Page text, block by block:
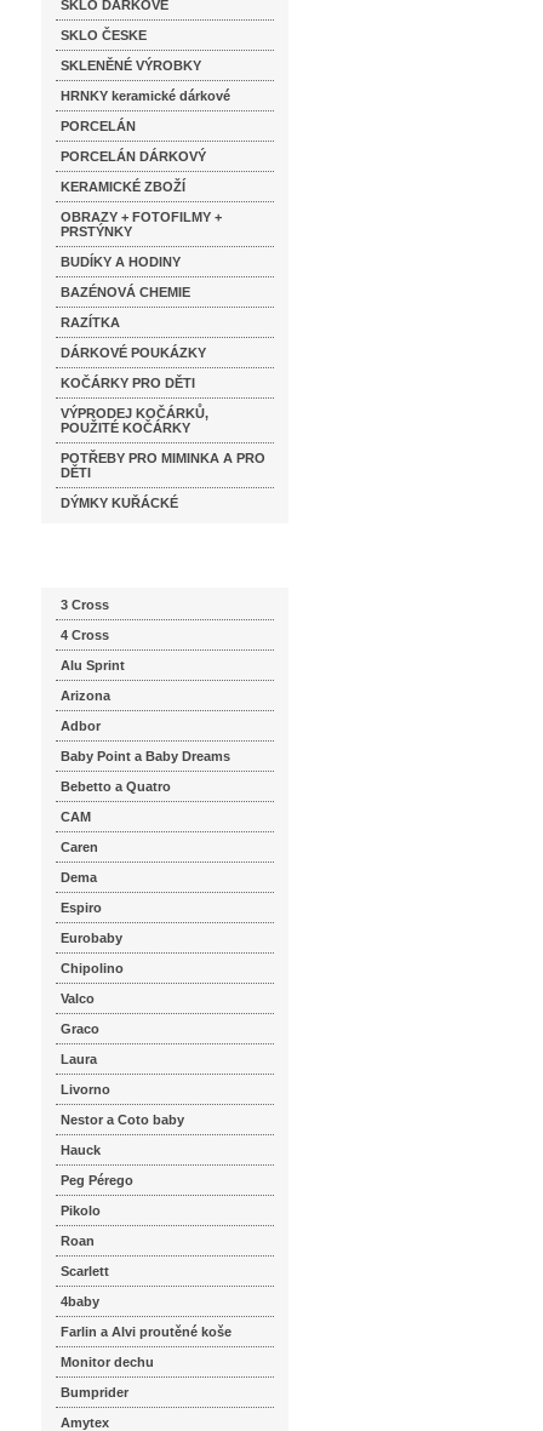
SKLO DÁRKOVÉ
SKLO ČESKE
SKLENĚNÉ VÝROBKY
HRNKY keramické dárkové
PORCELÁN
PORCELÁN DÁRKOVÝ
KERAMICKÉ ZBOŽÍ
OBRAZY + FOTOFILMY +
PRSTÝNKY
BUDÍKY A HODINY
BAZÉNOVÁ CHEMIE
RAZÍTKA
DÁRKOVÉ POUKÁZKY
KOČÁRKY PRO DĚTI
VÝPRODEJ KOČÁRKŮ,
POUŽITÉ KOČÁRKY
POTŘEBY PRO MIMINKA A PRO
DĚTI
DÝMKY KUŘÁCKÉ
3 Cross
4 Cross
Alu Sprint
Arizona
Adbor
Baby Point a Baby Dreams
Bebetto a Quatro
CAM
Caren
Dema
Espiro
Eurobaby
Chipolino
Valco
Graco
Laura
Livorno
Nestor a Coto baby
Hauck
Peg Pérego
Pikolo
Roan
Scarlett
4baby
Farlin a Alvi proutěné koše
Monitor dechu
Bumprider
Amytex